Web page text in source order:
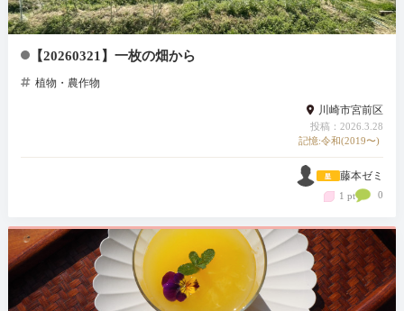
【20260321】一枚の畑から
植物・農作物
川崎市宮前区
投稿：2026.3.28
記憶:令和(2019〜)
藤本ゼミ
1 pt 0